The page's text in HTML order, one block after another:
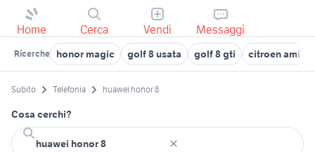
Home Cerca Vendi Messaggi
Ricerche honor magic golf 8 usata golf 8 gti citroen ami 8
Subito Telefonia huawei honor 8
Cosa cerchi?